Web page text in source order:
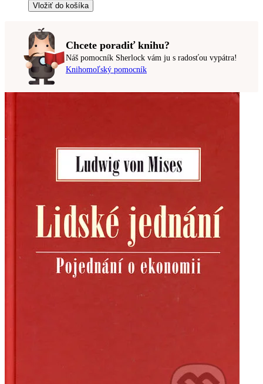
Vložiť do košíka
Chcete poradiť knihu?
Náš pomocník Sherlock vám ju s radosťou vypátra!
Knihomoľský pomocník